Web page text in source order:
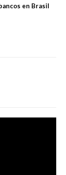
en Brasil